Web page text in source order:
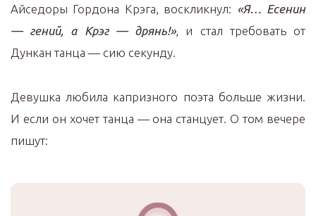
Айседоры Гордона Крэга, воскликнул: «Я… Есенин
— гений, а Крэг — дрянь!», и стал требовать от
Дункан танца — сию секунду.
Девушка любила капризного поэта больше жизни.
И если он хочет танца — она станцует. О том вечере
пишут: